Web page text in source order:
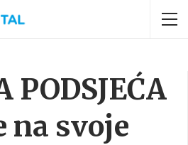
PODSJEĆA
na svoje